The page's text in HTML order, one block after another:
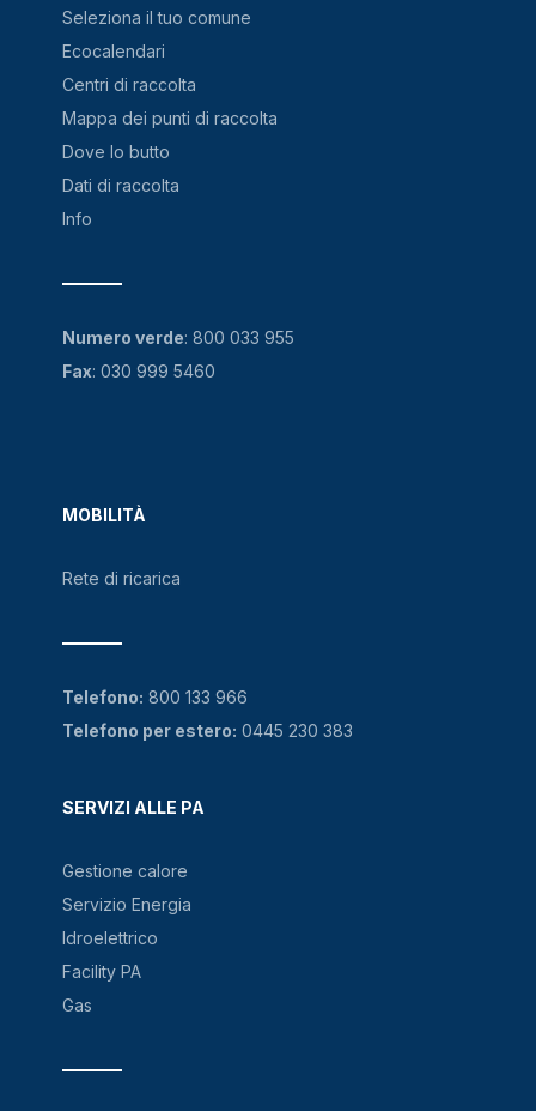
Seleziona il tuo comune
Ecocalendari
Centri di raccolta
Mappa dei punti di raccolta
Dove lo butto
Dati di raccolta
Info
MOBILITÀ
Rete di ricarica
SERVIZI ALLE PA
Gestione calore
Servizio Energia
Idroelettrico
Facility PA
Gas
Numero verde: 800 033 955
Fax: 030 999 5460
Telefono: 800 133 966
Telefono per estero: 0445 230 383